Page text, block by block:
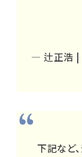
— 辻正浩 |
下記など